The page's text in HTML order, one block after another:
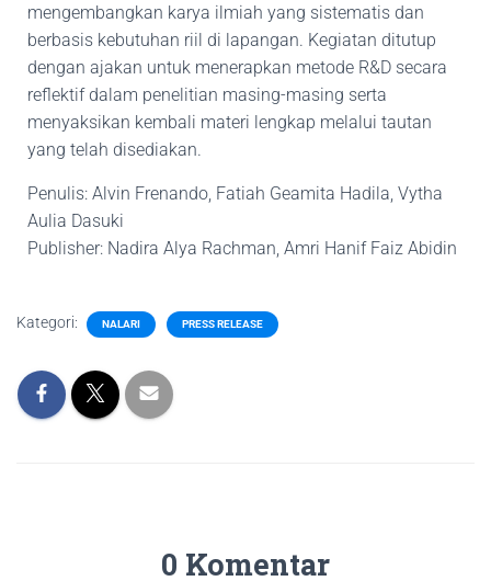
mengembangkan karya ilmiah yang sistematis dan
berbasis kebutuhan riil di lapangan. Kegiatan ditutup
dengan ajakan untuk menerapkan metode R&D secara
reflektif dalam penelitian masing-masing serta
menyaksikan kembali materi lengkap melalui tautan
yang telah disediakan.
Penulis: Alvin Frenando, Fatiah Geamita Hadila, Vytha
Aulia Dasuki
Publisher: Nadira Alya Rachman, Amri Hanif Faiz Abidin
Kategori: NALARI PRESS RELEASE
0 Komentar